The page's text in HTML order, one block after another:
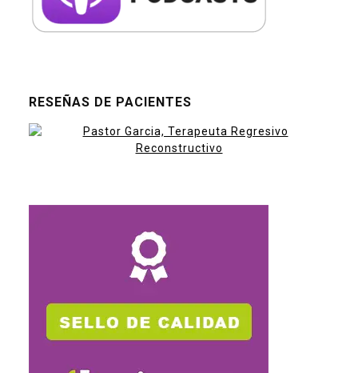
RESEÑAS DE PACIENTES